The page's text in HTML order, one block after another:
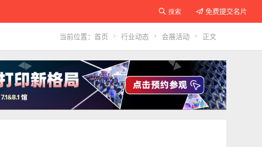
 免费提交名片
 搜索
当前位置： 首页  行业动态  会展活动  正文